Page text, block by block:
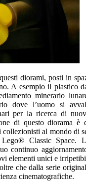
diorami, posti in
A esempio il plastico
minerario
dove l’uomo si
per la ricerca di
di questo diorama è
al mondo di
Classic Space.
continuo
elementi unici e
che dalla serie
cinematografiche.